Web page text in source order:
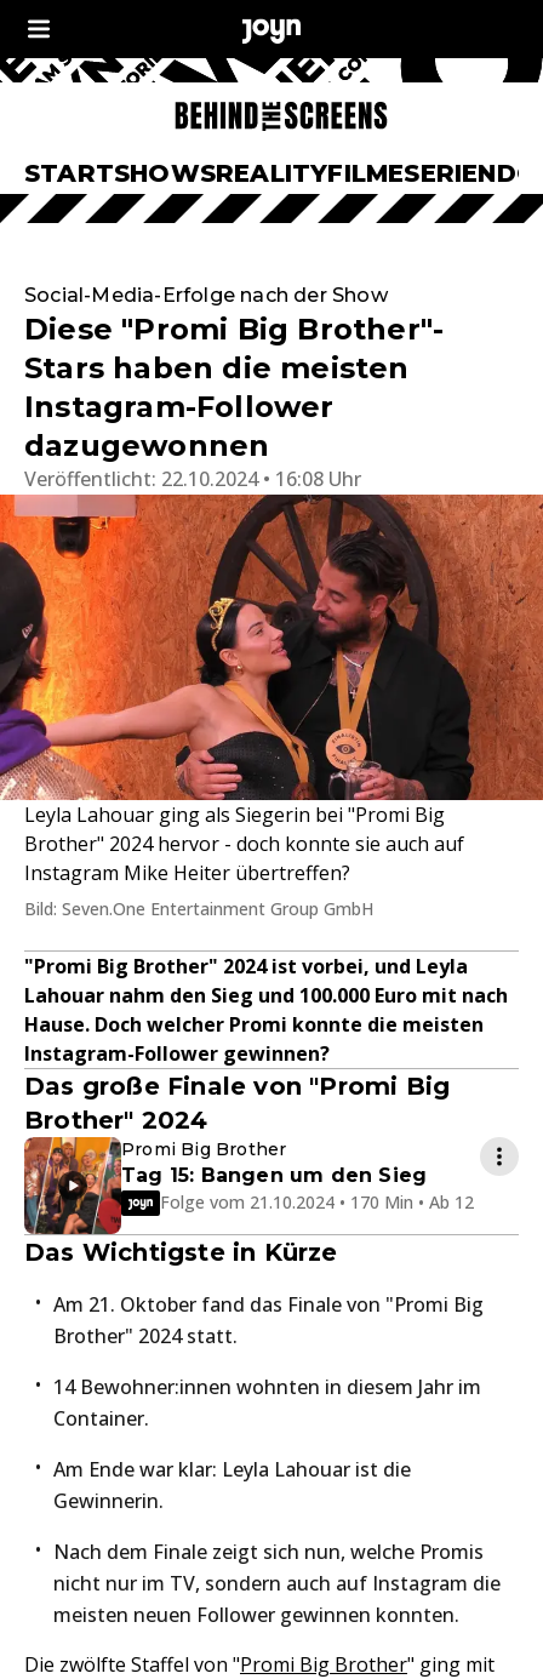
STARTSHOWSREALITYFILMESERIEN
Social-Media-Erfolge nach der Show
Diese "Promi Big Brother"-
Stars haben die meisten
Instagram-Follower
dazugewonnen
Veröffentlicht: 22.10.2024 • 16:08 Uhr
Leyla Lahouar ging als Siegerin bei "Promi Big
Brother" 2024 hervor - doch konnte sie auch auf
Instagram Mike Heiter übertreffen?
Bild: Seven.One Entertainment Group GmbH
"Promi Big Brother" 2024 ist vorbei, und Leyla
Lahouar nahm den Sieg und 100.000 Euro mit nach
Hause. Doch welcher Promi konnte die meisten
Instagram-Follower gewinnen?
Das große Finale von "Promi Big
Brother" 2024
Promi Big Brother
Tag 15: Bangen um den Sieg
Folge vom 21.10.2024 • 170 Min • Ab 12
Das Wichtigste in Kürze
Am 21. Oktober fand das Finale von "Promi Big
Brother" 2024 statt.
14 Bewohner:innen wohnten in diesem Jahr im
Container.
Am Ende war klar: Leyla Lahouar ist die
Gewinnerin.
Nach dem Finale zeigt sich nun, welche Promis
nicht nur im TV, sondern auch auf Instagram die
meisten neuen Follower gewinnen konnten.
Die zwölfte Staffel von "Promi Big Brother" ging mit